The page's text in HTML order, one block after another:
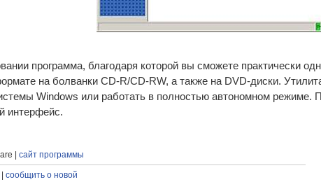
программа, благодаря которой вы сможете практически
на болванки CD-R/CD-RW, а также на DVD-диски.
Windows или работать в полностью автономном режиме.
интерфейс.
| сайт программы
сообщить о новой